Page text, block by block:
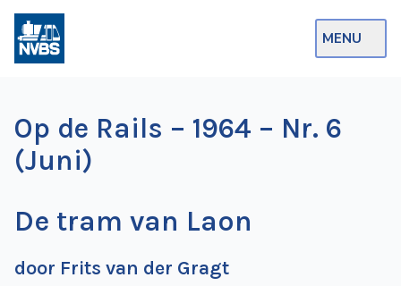
MENU
Op de Rails
NVBS Actueel
Afdelingen
Op de Rails – 1964 – Nr. 6
(Juni)
De tram van Laon
door Frits van der Gragt